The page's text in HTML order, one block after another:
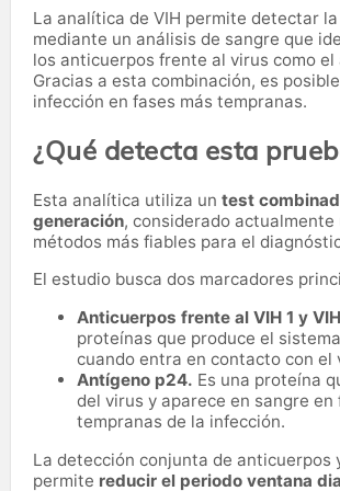
La analítica de VIH permite detectar
mediante un análisis de sangre que
los anticuerpos frente al virus como el
Gracias a esta combinación, es
infección en fases más tempranas.
¿Qué detecta esta
Esta analítica utiliza un test
generación, considerado actualmente
métodos más fiables para el
El estudio busca dos marcadores
Anticuerpos frente al VIH 1 y
proteínas que produce el
cuando entra en contacto con el
Antígeno p24. Es una proteína
del virus y aparece en sangre en
tempranas de la infección.
La detección conjunta de anticuerpos
permite reducir el periodo ventana